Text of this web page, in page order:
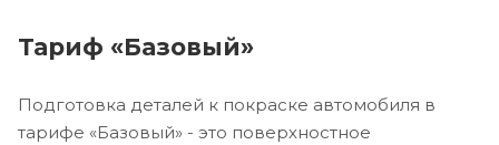
Тариф «Базовый»
Подготовка деталей к покраске автомобиля в
тарифе «Базовый» - это поверхностное